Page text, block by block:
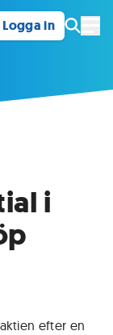
Logga in
i
efter en